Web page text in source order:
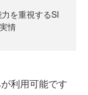
を重視するSI
情
利用可能です